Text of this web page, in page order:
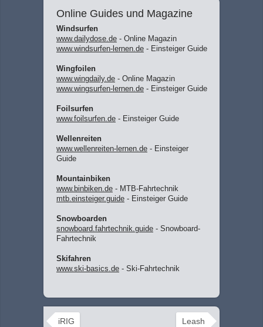
Online Guides und Magazine
Windsurfen
www.dailydose.de - Online Magazin
www.windsurfen-lernen.de - Einsteiger Guide
Wingfoilen
www.wingdaily.de - Online Magazin
www.wingsurfen-lernen.de - Einsteiger Guide
Foilsurfen
www.foilsurfen.de - Einsteiger Guide
Wellenreiten
www.wellenreiten-lernen.de - Einsteiger
Guide
Mountainbiken
www.binbiken.de - MTB-Fahrtechnik
mtb.einsteiger.guide - Einsteiger Guide
Snowboarden
snowboard.fahrtechnik.guide - Snowboard-
Fahrtechnik
Skifahren
www.ski-basics.de - Ski-Fahrtechnik
iRIG Leash